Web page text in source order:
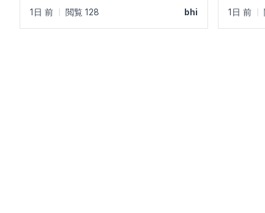
1日 前 閲覧 128 bhi 1日 前